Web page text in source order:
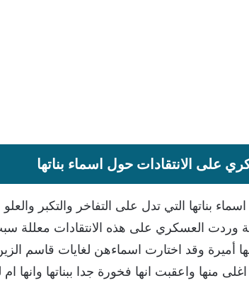
على الانتقادات حول اسماء بناتها
بناتها التي تدل على التفاخر والتكبر
وردت العسكري على هذه الانتقادات معللة
أميرة وقد اختارت اسماءهن لغايات قاسم
منها واعقبت انها فخورة جدا ببناتها وانها